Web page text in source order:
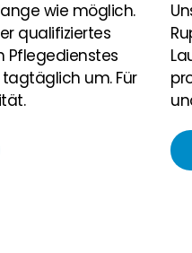
wie möglich.
qualifiziertes
Pflegedienstes
um. Für